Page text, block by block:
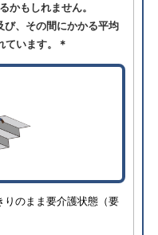
かもしれません。
び、その間にかかる平均
ています。＊
りのまま要介護状態（要